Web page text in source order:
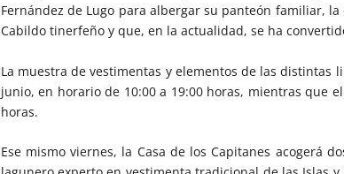
Fernández de Lugo para albergar su panteón familiar,
Cabildo tinerfeño y que, en la actualidad, se ha
La muestra de vestimentas y elementos de las distintas
junio, en horario de 10:00 a 19:00 horas, mientras que
horas.
Ese mismo viernes, la Casa de los Capitanes acogerá